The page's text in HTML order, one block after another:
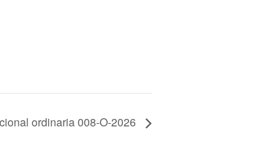
ordinaria 008-O-2026